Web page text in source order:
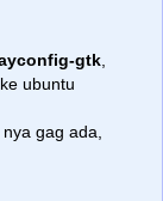
gtk
ubuntu
gag ada,